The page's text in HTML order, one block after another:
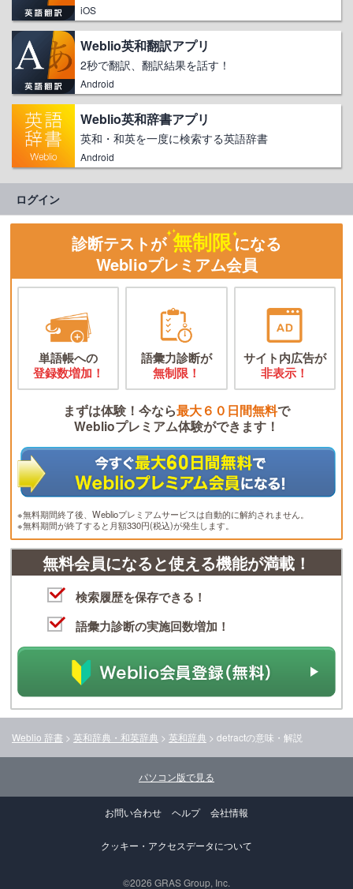
iOS
Weblio英和翻訳アプリ
2秒で翻訳、翻訳結果を話す！
Android
Weblio英和辞書アプリ
英和・和英を一度に検索する英語辞書
Android
ログイン
診断テストが 無制限になる
Weblioプレミアム会員
単語帳への
登録数増加！
語彙力診断が
無制限！
サイト内広告が
非表示！
まずは体験！今なら最大６０日間無料で
Weblioプレミアム体験ができます！
※無料期間終了後、Weblioプレミアムサービスは自動的に解約されません。
※無料期間が終了すると月額330円(税込)が発生します。
無料会員になると使える機能が満載！
検索履歴を保存できる！
語彙力診断の実施回数増加！
Weblio 辞書 > 英和辞典・和英辞典 > 英和辞典 > detractの意味・解説
パソコン版で見る
お問い合わせ ヘルプ 会社情報
クッキー・アクセスデータについて
©2026 GRAS Group, Inc.